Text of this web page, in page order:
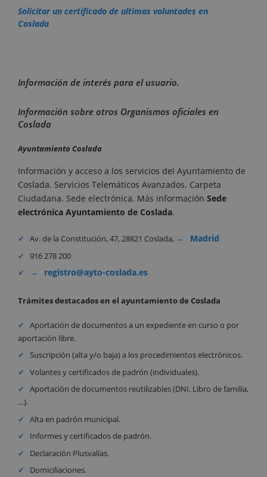
Solicitar un certificado de ultimas voluntades en
Coslada
Información de interés para el usuario.
Información sobre otros Organismos oficiales en
Coslada
Ayuntamiento Coslada
Información y acceso a los servicios del Ayuntamiento de
Coslada. Servicios Telemáticos Avanzados. Carpeta
Ciudadana. Sede electrónica. Más información Sede
electrónica Ayuntamiento de Coslada.
Av. de la Constitución, 47, 28821 Coslada, Madrid
916 278 200
registro@ayto-coslada.es
Trámites destacados en el ayuntamiento de Coslada
Aportación de documentos a un expediente en curso o por
aportación libre.
Suscripción (alta y/o baja) a los procedimientos electrónicos.
Volantes y certificados de padrón (individuales).
Aportación de documentos reutilizables (DNI, Libro de familia,
…).
Alta en padrón municipal.
Informes y certificados de padrón.
Declaración Plusvalías.
Domiciliaciones.